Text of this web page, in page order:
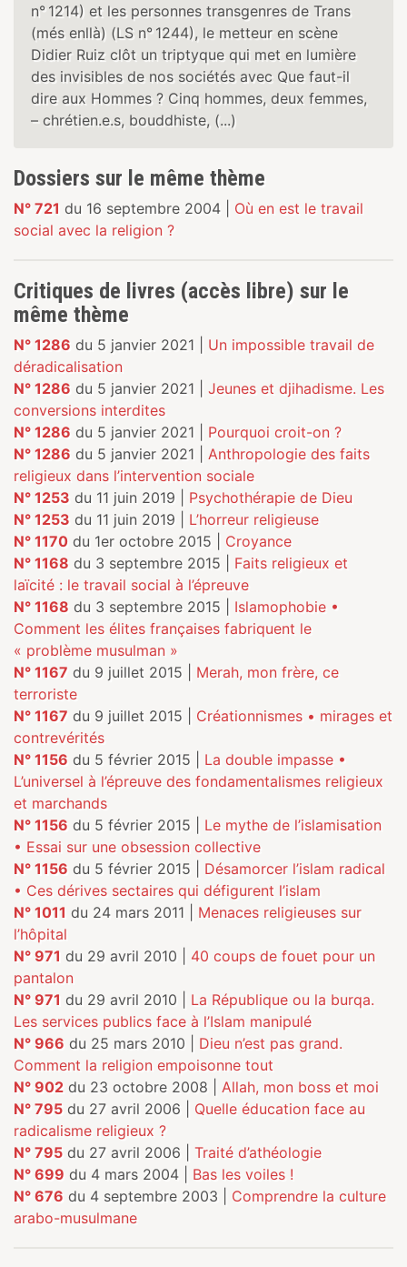
n° 1214) et les personnes transgenres de Trans
(més enllà) (LS n° 1244), le metteur en scène
Didier Ruiz clôt un triptyque qui met en lumière
des invisibles de nos sociétés avec Que faut-il
dire aux Hommes ? Cinq hommes, deux femmes,
– chrétien.e.s, bouddhiste, (...)
Dossiers sur le même thème
N° 721 du 16 septembre 2004 | Où en est le travail
social avec la religion ?
Critiques de livres (accès libre) sur le
même thème
N° 1286 du 5 janvier 2021 | Un impossible travail de
déradicalisation
N° 1286 du 5 janvier 2021 | Jeunes et djihadisme. Les
conversions interdites
N° 1286 du 5 janvier 2021 | Pourquoi croit-on ?
N° 1286 du 5 janvier 2021 | Anthropologie des faits
religieux dans l’intervention sociale
N° 1253 du 11 juin 2019 | Psychothérapie de Dieu
N° 1253 du 11 juin 2019 | L’horreur religieuse
N° 1170 du 1er octobre 2015 | Croyance
N° 1168 du 3 septembre 2015 | Faits religieux et
laïcité : le travail social à l’épreuve
N° 1168 du 3 septembre 2015 | Islamophobie •
Comment les élites françaises fabriquent le
« problème musulman »
N° 1167 du 9 juillet 2015 | Merah, mon frère, ce
terroriste
N° 1167 du 9 juillet 2015 | Créationnismes • mirages et
contrevérités
N° 1156 du 5 février 2015 | La double impasse •
L’universel à l’épreuve des fondamentalismes religieux
et marchands
N° 1156 du 5 février 2015 | Le mythe de l’islamisation
• Essai sur une obsession collective
N° 1156 du 5 février 2015 | Désamorcer l’islam radical
• Ces dérives sectaires qui défigurent l’islam
N° 1011 du 24 mars 2011 | Menaces religieuses sur
l’hôpital
N° 971 du 29 avril 2010 | 40 coups de fouet pour un
pantalon
N° 971 du 29 avril 2010 | La République ou la burqa.
Les services publics face à l’Islam manipulé
N° 966 du 25 mars 2010 | Dieu n’est pas grand.
Comment la religion empoisonne tout
N° 902 du 23 octobre 2008 | Allah, mon boss et moi
N° 795 du 27 avril 2006 | Quelle éducation face au
radicalisme religieux ?
N° 795 du 27 avril 2006 | Traité d’athéologie
N° 699 du 4 mars 2004 | Bas les voiles !
N° 676 du 4 septembre 2003 | Comprendre la culture
arabo-musulmane